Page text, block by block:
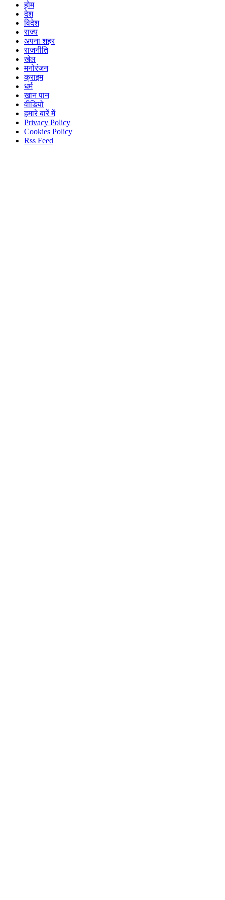
होम
देश
विदेश
राज्य
अपना शहर
राजनीति
खेल
मनोरंजन
क्राइम
धर्म
खान पान
वीडियो
हमारे बारें में
Privacy Policy
Cookies Policy
Rss Feed